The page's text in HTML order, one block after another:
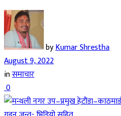
byKumar Shrestha
August 9, 2022
inसमाचार
0